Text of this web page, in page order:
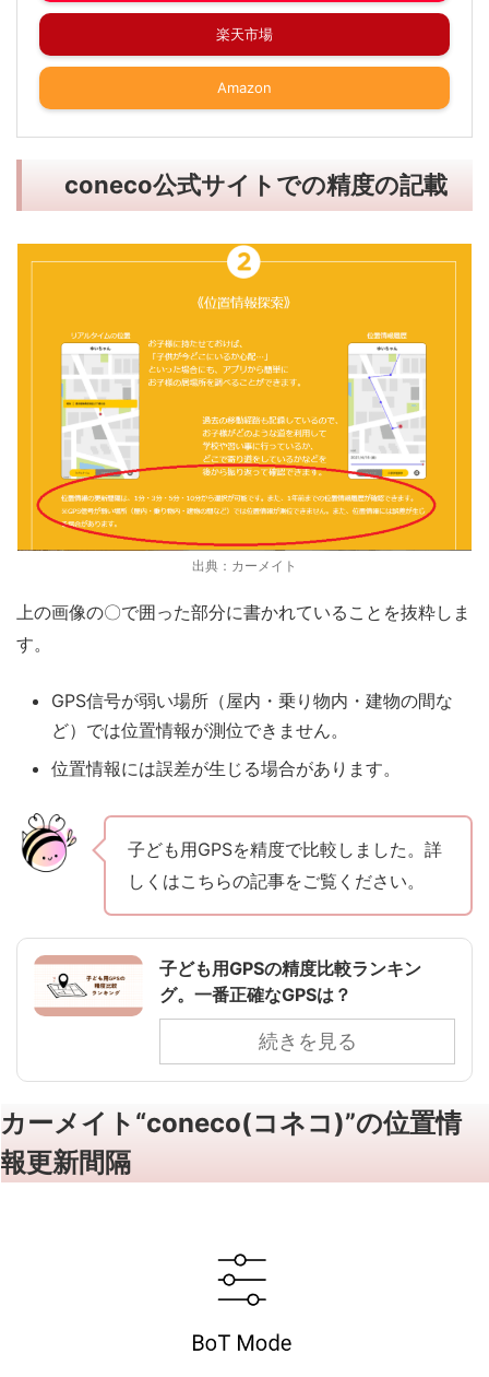
楽天市場
Amazon
coneco公式サイトでの精度の記載
出典：カーメイト
上の画像の〇で囲った部分に書かれていることを抜粋しま
す。
GPS信号が弱い場所（屋内・乗り物内・建物の間な
ど）では位置情報が測位できません。
位置情報には誤差が生じる場合があります。
子ども用GPSを精度で比較しました。詳
しくはこちらの記事をご覧ください。
子ども用GPSの精度比較ランキン
グ。一番正確なGPSは？
続きを見る
カーメイト“coneco(コネコ)”の位置情
報更新間隔